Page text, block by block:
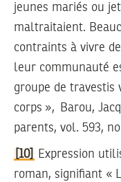
jeunes mariés ou
maltraitaient.
contraints à vivre
leur communauté
groupe de travestis
corps », Barou,
parents, vol. 593,
[10]
Expression
roman, signifiant «